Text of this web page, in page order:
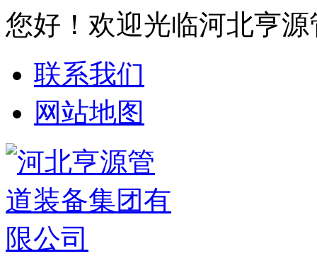
您好！欢迎光临河北亨
联系我们
网站地图